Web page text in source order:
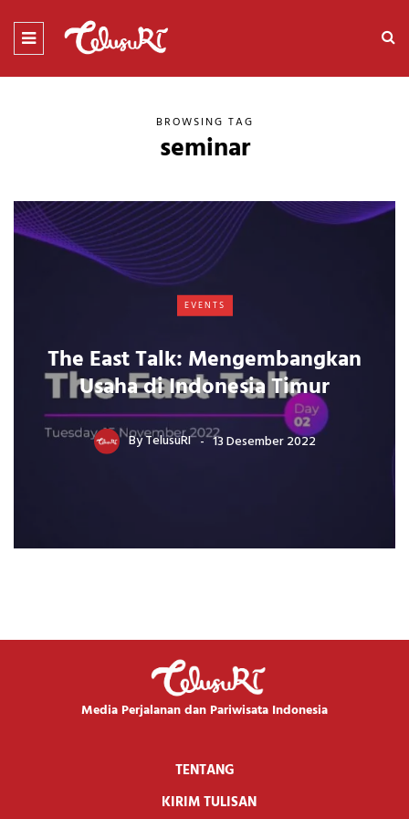
BROWSING TAG
seminar
EVENTS
The East Talk: Mengembangkan
Usaha di Indonesia Timur
ByTelusuRI 13 Desember 2022
Media Perjalanan dan Pariwisata Indonesia
TENTANG
KIRIM TULISAN